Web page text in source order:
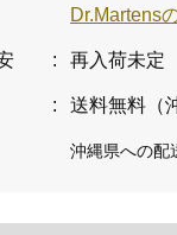
Dr.Martens
: 再入荷未定
: 送料無料（
沖縄県への配